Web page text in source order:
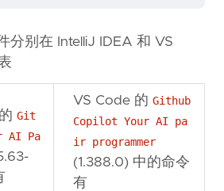
分别在 IntelliJ IDEA 和 VS
Git
AI Pa
VS Code 的 Github
Copilot Your AI pa
ir programmer
(1.388.0) 中的命令
有